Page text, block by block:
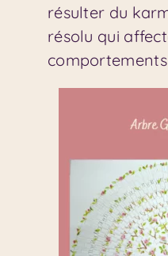
résulter du
résolu qui